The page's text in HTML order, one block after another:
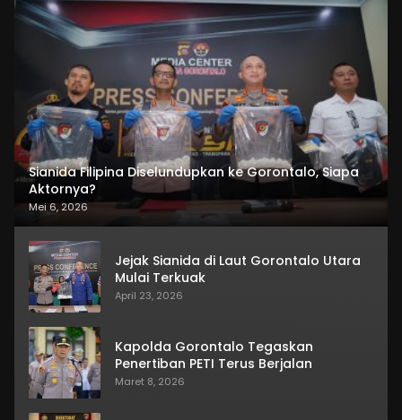
Sianida Filipina Diselundupkan ke Gorontalo, Siapa
Aktornya?
Mei 6, 2026
Jejak Sianida di Laut Gorontalo Utara
Mulai Terkuak
April 23, 2026
Kapolda Gorontalo Tegaskan
Penertiban PETI Terus Berjalan
Maret 8, 2026